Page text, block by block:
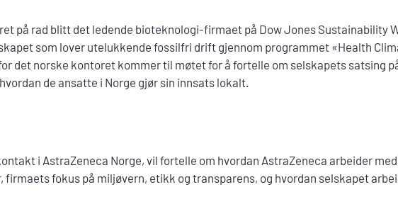
på rad blitt det ledende bioteknologi-firmaet på Dow Jones Sustainability
som lover utelukkende fossilfri drift gjennom programmet «Health
det norske kontoret kommer til møtet for å fortelle om selskapets satsing
de ansatte i Norge gjør sin innsats lokalt.
i AstraZeneca Norge, vil fortelle om hvordan AstraZeneca arbeider
firmaets fokus på miljøvern, etikk og transparens, og hvordan selskapet